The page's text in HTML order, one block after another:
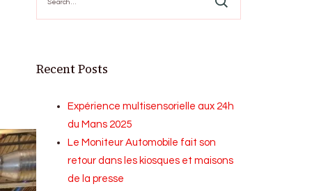
Recent Posts
Expérience multisensorielle aux 24h
du Mans 2025
Le Moniteur Automobile fait son
retour dans les kiosques et maisons
de la presse